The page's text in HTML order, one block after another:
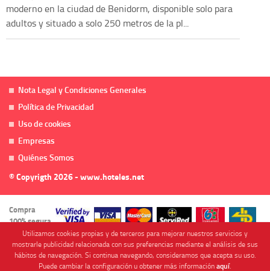
moderno en la ciudad de Benidorm, disponible solo para
adultos y situado a solo 250 metros de la pl...
Nota Legal y Condiciones Generales
Política de Privacidad
Uso de cookies
Empresas
Quiénes Somos
© Copyrigth 2026 - www.hoteles.net
Compra
100% segura
Utilizamos cookies propias y de terceros para mejorar nuestros servicios y
mostrarle publicidad relacionada con sus preferencias mediante el análisis de sus
hábitos de navegación. Si continua navegando, consideramos que acepta su uso.
Puede cambiar la configuración u obtener más informaciónaquí.